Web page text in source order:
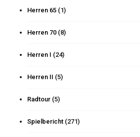
Herren 65 (1)
Herren 70 (8)
Herren I (24)
Herren II (5)
Radtour (5)
Spielbericht (271)